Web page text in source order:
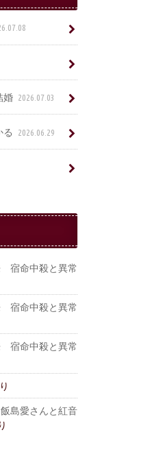
婚 2026.07.03
る 2026.06.29
宿命中殺と異常
宿命中殺と異常
宿命中殺と異常
島愛さんと紅音